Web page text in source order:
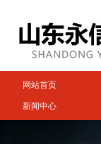
网站首页
新闻中心